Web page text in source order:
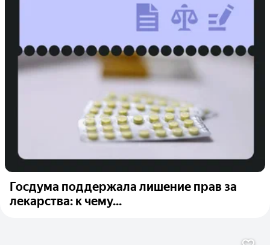
Госдума поддержала лишение прав за
лекарства: к чему...